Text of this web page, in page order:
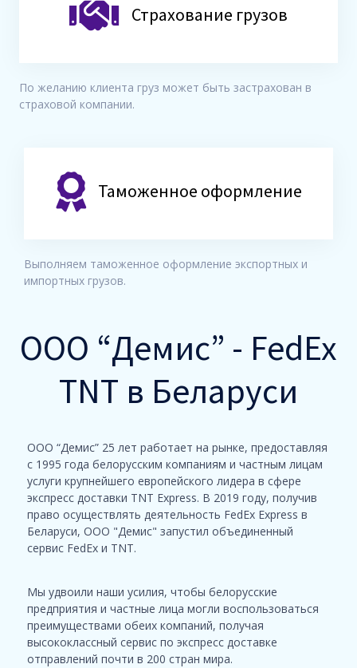
Страхование грузов
По желанию клиента груз может быть застрахован в
страховой компании.
Таможенное оформление
Выполняем таможенное оформление экспортных и
импортных грузов.
ООО “Демис” - FedEx
TNT в Беларуси
ООО “Демис” 25 лет работает на рынке, предоставляя
с 1995 года белорусским компаниям и частным лицам
услуги крупнейшего европейского лидера в сфере
экспресс доставки TNT Express. В 2019 году, получив
право осуществлять деятельность FedEx Express в
Беларуси, ООО "Демис" запустил объединенный
сервис FedEx и TNT.
Мы удвоили наши усилия, чтобы белорусские
предприятия и частные лица могли воспользоваться
преимуществами обеих компаний, получая
высококлассный сервис по экспресс доставке
отправлений почти в 200 стран мира.